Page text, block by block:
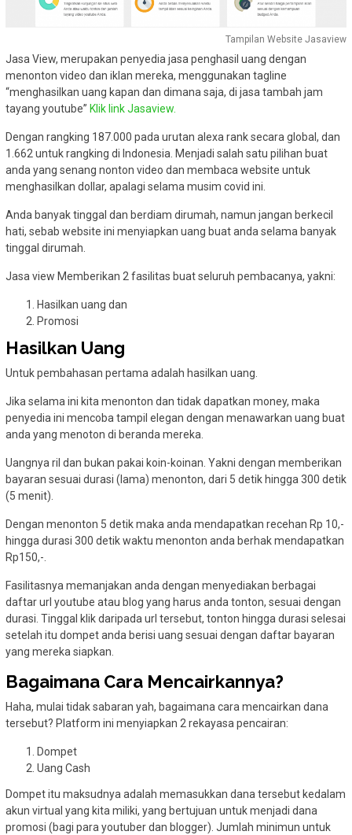
Tampilan Website Jasaview
Jasa View, merupakan penyedia jasa penghasil uang dengan
menonton video dan iklan mereka, menggunakan tagline
“menghasilkan uang kapan dan dimana saja, di jasa tambah jam
tayang youtube” Klik link Jasaview.
Dengan rangking 187.000 pada urutan alexa rank secara global, dan
1.662 untuk rangking di Indonesia. Menjadi salah satu pilihan buat
anda yang senang nonton video dan membaca website untuk
menghasilkan dollar, apalagi selama musim covid ini.
Anda banyak tinggal dan berdiam dirumah, namun jangan berkecil
hati, sebab website ini menyiapkan uang buat anda selama banyak
tinggal dirumah.
Jasa view Memberikan 2 fasilitas buat seluruh pembacanya, yakni:
Hasilkan uang dan
Promosi
Hasilkan Uang
Untuk pembahasan pertama adalah hasilkan uang.
Jika selama ini kita menonton dan tidak dapatkan money, maka
penyedia ini mencoba tampil elegan dengan menawarkan uang buat
anda yang menoton di beranda mereka.
Uangnya ril dan bukan pakai koin-koinan. Yakni dengan memberikan
bayaran sesuai durasi (lama) menonton, dari 5 detik hingga 300 detik
(5 menit).
Dengan menonton 5 detik maka anda mendapatkan recehan Rp 10,-
hingga durasi 300 detik waktu menonton anda berhak mendapatkan
Rp150,-.
Fasilitasnya memanjakan anda dengan menyediakan berbagai
daftar url youtube atau blog yang harus anda tonton, sesuai dengan
durasi. Tinggal klik daripada url tersebut, tonton hingga durasi selesai
setelah itu dompet anda berisi uang sesuai dengan daftar bayaran
yang mereka siapkan.
Bagaimana Cara Mencairkannya?
Haha, mulai tidak sabaran yah, bagaimana cara mencairkan dana
tersebut? Platform ini menyiapkan 2 rekayasa pencairan:
Dompet
Uang Cash
Dompet itu maksudnya adalah memasukkan dana tersebut kedalam
akun virtual yang kita miliki, yang bertujuan untuk menjadi dana
promosi (bagi para youtuber dan blogger). Jumlah minimun untuk